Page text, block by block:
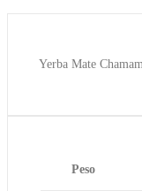
Yerba Mate
Peso